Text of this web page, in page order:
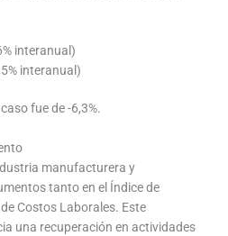
interanual)
interanual)
fue de -6,3%.
manufacturera y
tanto en el Índice de
Costos Laborales. Este
una recuperación en actividades